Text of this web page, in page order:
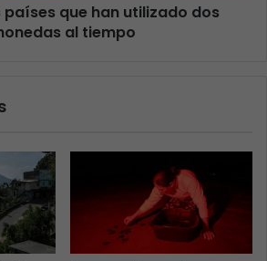
que han utilizado dos
al tiempo